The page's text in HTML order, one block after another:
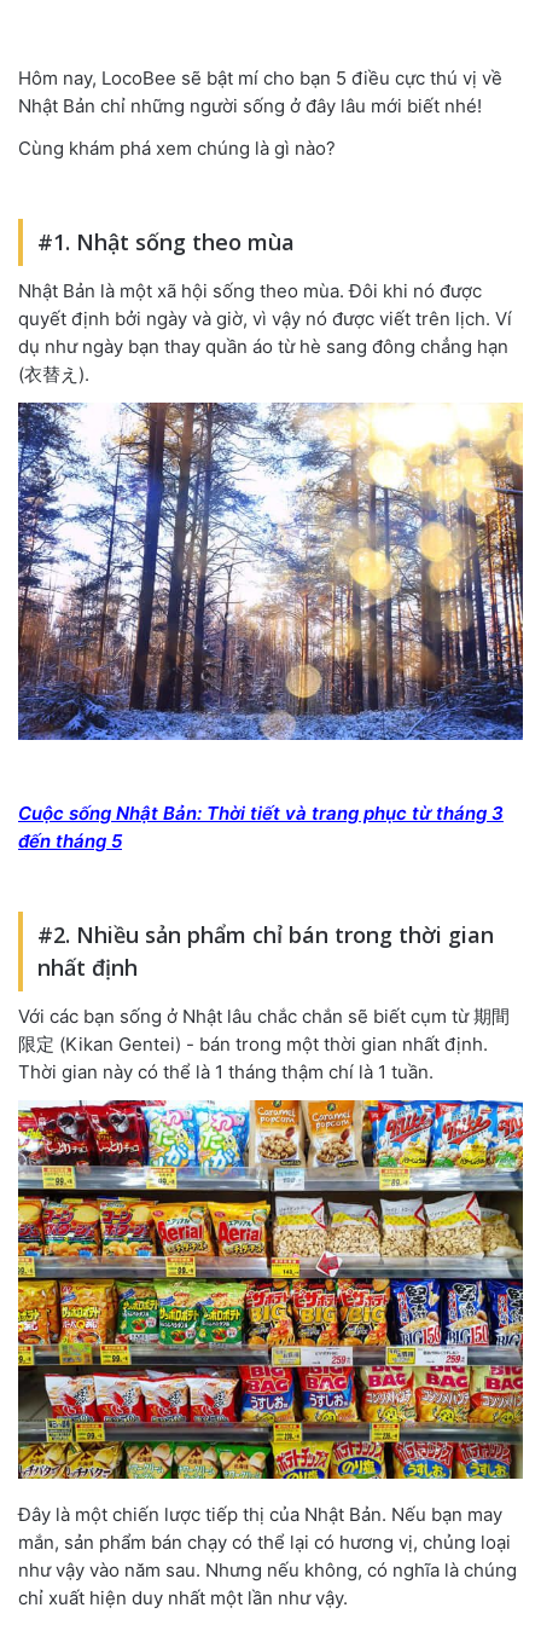
Hôm nay, LocoBee sẽ bật mí cho bạn 5 điều cực thú vị về
Nhật Bản chỉ những người sống ở đây lâu mới biết nhé!
Cùng khám phá xem chúng là gì nào?
#1. Nhật sống theo mùa
Nhật Bản là một xã hội sống theo mùa. Đôi khi nó được
quyết định bởi ngày và giờ, vì vậy nó được viết trên lịch. Ví
dụ như ngày bạn thay quần áo từ hè sang đông chẳng hạn
(衣替え).
Cuộc sống Nhật Bản: Thời tiết và trang phục từ tháng 3
đến tháng 5
#2. Nhiều sản phẩm chỉ bán trong thời gian
nhất định
Với các bạn sống ở Nhật lâu chắc chắn sẽ biết cụm từ 期間
限定 (Kikan Gentei) - bán trong một thời gian nhất định.
Thời gian này có thể là 1 tháng thậm chí là 1 tuần.
Đây là một chiến lược tiếp thị của Nhật Bản. Nếu bạn may
mắn, sản phẩm bán chạy có thể lại có hương vị, chủng loại
như vậy vào năm sau. Nhưng nếu không, có nghĩa là chúng
chỉ xuất hiện duy nhất một lần như vậy.